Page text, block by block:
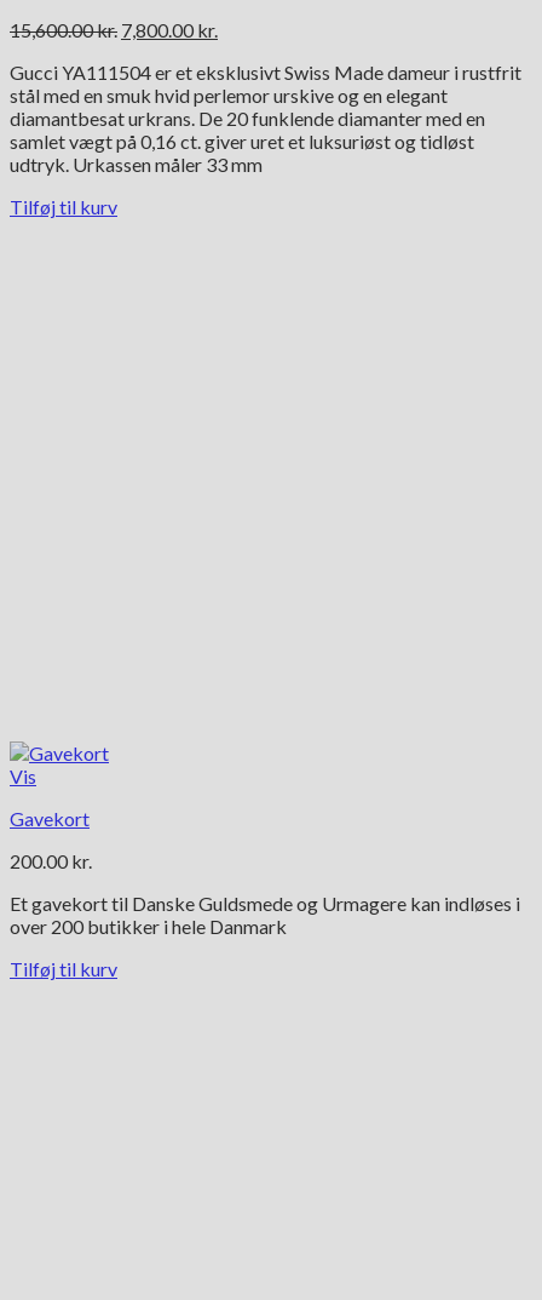
15,600.00kr. Den
pris
var:
15,600.00 kr..
7,800.00 kr.
pris
er:
7,800.00 kr..
Gucci YA111504 er et eksklusivt Swiss Made dameur i rustfrit
stål med en smuk hvid perlemor urskive og en elegant
diamantbesat urkrans. De 20 funklende diamanter med en
samlet vægt på 0,16 ct. giver uret et luksuriøst og tidløst
udtryk. Urkassen måler 33 mm
Tilføj til kurv
Vis
Gavekort
200.00 kr.
Et gavekort til Danske Guldsmede og Urmagere kan indløses i
over 200 butikker i hele Danmark
Tilføj til kurv